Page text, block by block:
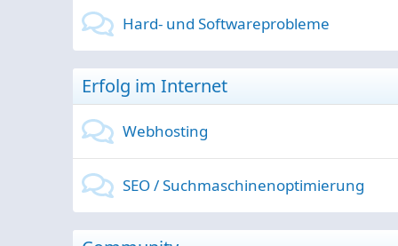
Hard- und Softwareprobleme
Erfolg im Internet
Webhosting
SEO / Suchmaschinenoptimierung